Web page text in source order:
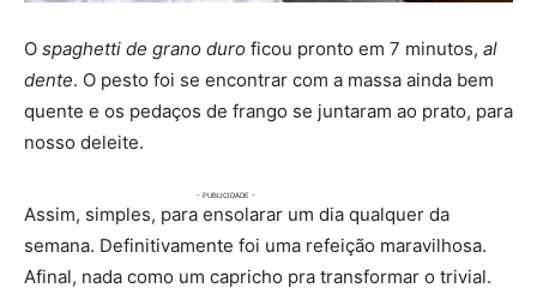
O spaghetti de grano duro ficou pronto em 7 minutos, al
dente. O pesto foi se encontrar com a massa ainda bem
quente e os pedaços de frango se juntaram ao prato, para
nosso deleite.
Assim, simples, para ensolarar um dia qualquer da
semana. Definitivamente foi uma refeição maravilhosa.
Afinal, nada como um capricho pra transformar o trivial.